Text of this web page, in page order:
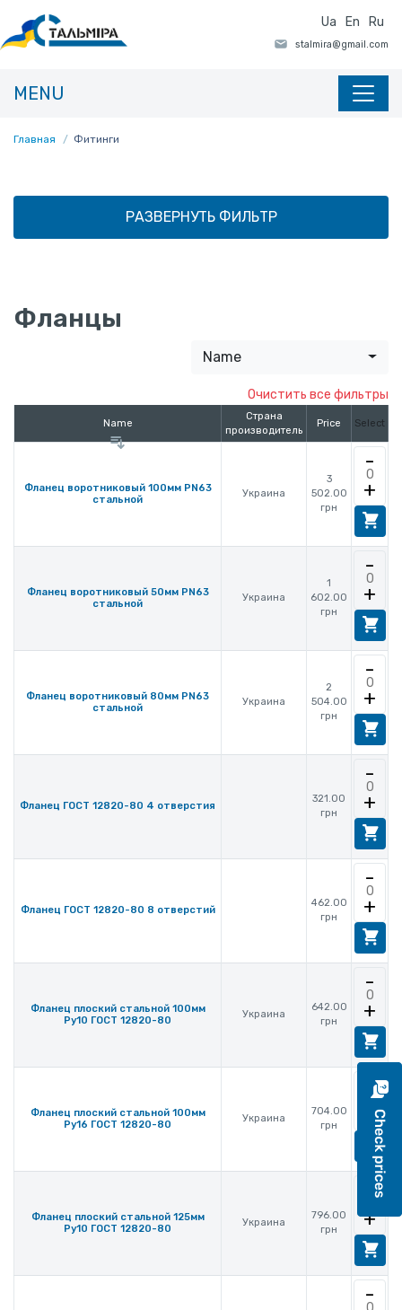
Ua En Ru
MENU
Главная Фитинги
РАЗВЕРНУТЬ ФИЛЬТР
Фланцы
Name
Name
Страна
производитель
Price Select
Фланец воротниковый 100мм PN63
стальной
Украина
3
502.00
грн
-
+
Фланец воротниковый 50мм PN63
стальной
Украина
1
602.00
грн
-
+
Фланец воротниковый 80мм PN63
стальной
Украина
2
504.00
грн
-
+
Фланец ГОСТ 12820-80 4 отверстия
321.00
грн
-
+
Фланец ГОСТ 12820-80 8 отверстий
462.00
грн
-
+
Фланец плоский стальной 100мм
Ру10 ГОСТ 12820-80
Украина
642.00
грн
-
+
Фланец плоский стальной 100мм
Ру16 ГОСТ 12820-80
Украина
704.00
грн
-
+
Фланец плоский стальной 125мм
Ру10 ГОСТ 12820-80
Украина
796.00
грн
-
+
-